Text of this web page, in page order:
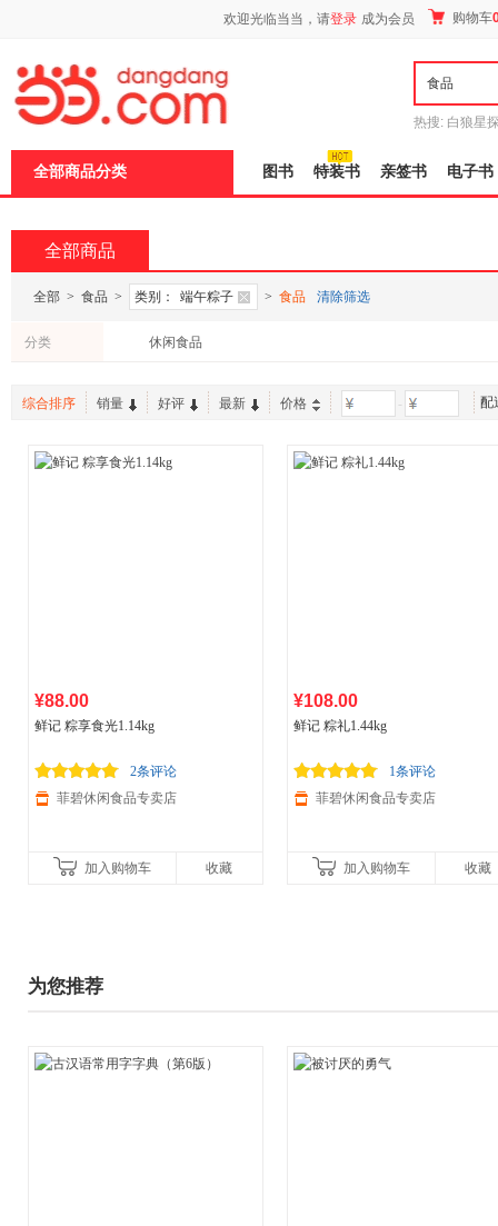
欢迎光临当当，请登录 成为会员 购物车
热搜: 白狼星
全部商品分类 图书 特装书 亲签书 电子书
全部商品
全部 > 食品 > 类别： 端午粽子 > 食品 清除筛选
分类 休闲食品
综合排序 销量 好评 最新 价格 - 配
¥88.00
鲜记 粽享食光1.14kg
2条评论
菲碧休闲食品专卖店
加入购物车 收藏
¥108.00
鲜记 粽礼1.44kg
1条评论
菲碧休闲食品专卖店
加入购物车 收藏
为您推荐
页
加